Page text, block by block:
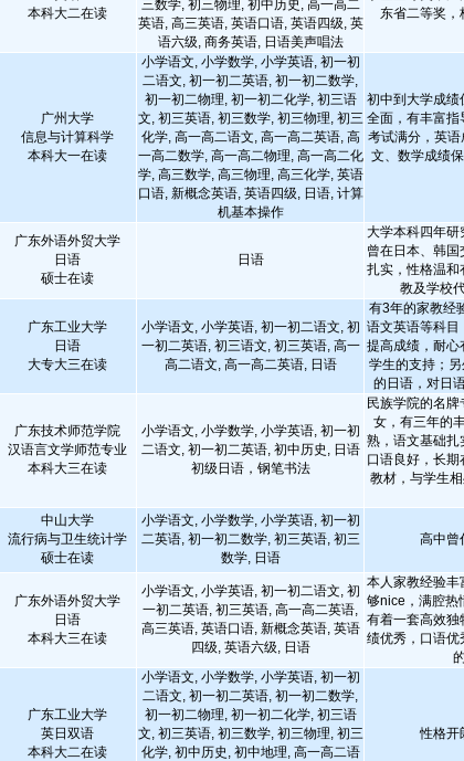
本科大二在读
三数学, 初三物理, 初中历史, 高一高二
英语, 高三英语, 英语口语, 英语四级, 英
语六级, 商务英语, 日语美声唱法
东省二等奖，
广州大学
信息与计算科学
本科大一在读
小学语文, 小学数学, 小学英语, 初一初
二语文, 初一初二英语, 初一初二数学,
初一初二物理, 初一初二化学, 初三语
文, 初三英语, 初三数学, 初三物理, 初三
化学, 高一高二语文, 高一高二英语, 高
一高二数学, 高一高二物理, 高一高二化
学, 高三数学, 高三物理, 高三化学, 英语
口语, 新概念英语, 英语四级, 日语, 计算
机基本操作
初中到大学成绩
全面，有丰富指
考试满分，英
文、数学成绩
广东外语外贸大学
日语
硕士在读
日语
大学本科四年研
曾在日本、韩
扎实，性格温和
教及学校
广东工业大学
日语
大专大三在读
小学语文, 小学英语, 初一初二语文, 初
一初二英语, 初三语文, 初三英语, 高一
高二语文, 高一高二英语, 日语
有3年的家教经
语文英语等科目
提高成绩，耐心
学生的支持；
的日语，对日
广东技术师范学院
汉语言文学师范专业
本科大三在读
小学语文, 小学数学, 小学英语, 初一初
二语文, 初一初二英语, 初中历史, 日语
初级日语，钢笔书法
民族学院的名
女，有三年的
熟，语文基础扎
口语良好，长
教材，与学生
中山大学
流行病与卫生统计学
硕士在读
小学语文, 小学数学, 小学英语, 初一初
二英语, 初一初二数学, 初三英语, 初三
数学, 日语
高中曾
广东外语外贸大学
日语
本科大三在读
小学语文, 小学英语, 初一初二语文, 初
一初二英语, 初三英语, 高一高二英语,
高三英语, 英语口语, 新概念英语, 英语
四级, 英语六级, 日语
本人家教经验丰
够nice，满腔热
有着一套高效独
绩优秀，口语优
广东工业大学
英日双语
本科大二在读
小学语文, 小学数学, 小学英语, 初一初
二语文, 初一初二英语, 初一初二数学,
初一初二物理, 初一初二化学, 初三语
文, 初三英语, 初三数学, 初三物理, 初三
化学, 初中历史, 初中地理, 高一高二语
性格开